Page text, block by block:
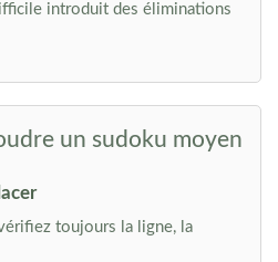
introduit des éliminations
un sudoku moyen
toujours la ligne, la